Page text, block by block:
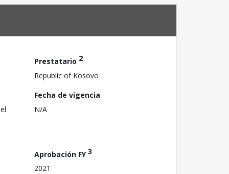
Prestatario 2
Republic of Kosovo
Fecha de vigencia
N/A
Aprobación FY3
2021